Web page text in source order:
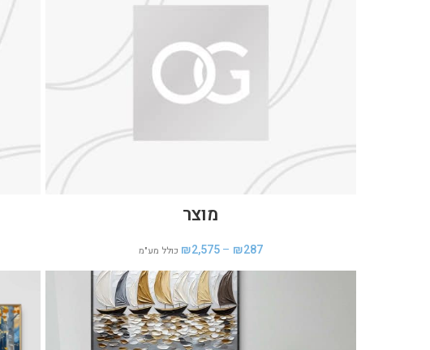
מוצר
₪287
–
₪2,575 כולל מע"מ